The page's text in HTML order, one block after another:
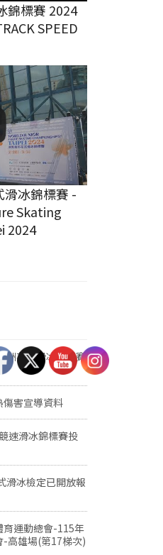
錦標賽 2024
SPEED
滑冰錦標賽 -
Skating
2024
洲花式滑冰錦標賽
傷害宣導資料
速滑冰錦標賽投
滑冰檢定已開放報
育運動總會-115年
-高雄場(第17梯次)